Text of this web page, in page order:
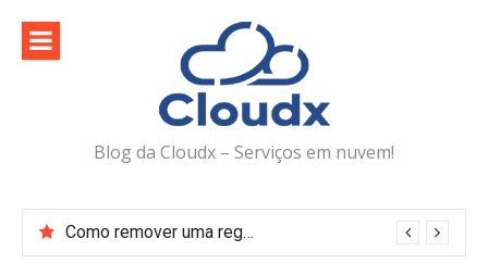
para
Blog da Cloudx – Serviços em nuvem!
Como remover uma regra do Web Application Firewall (WAF) no DirectAdmin